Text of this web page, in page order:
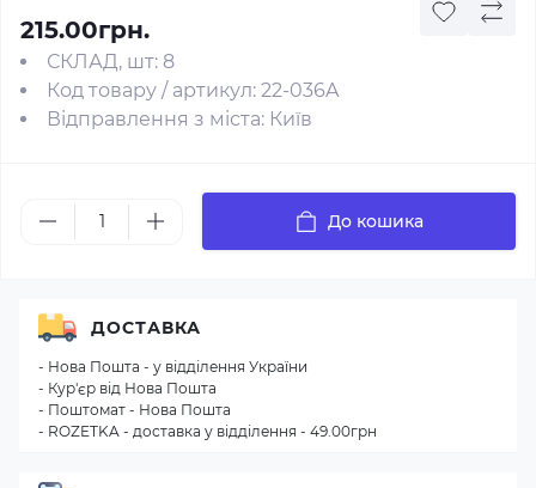
215.00грн.
СКЛАД, шт: 8
Код товару / артикул: 22-036A
Відправлення з міста: Київ
До кошика
ДОСТАВКА
- Нова Пошта - у відділення України
- Кур'єр від Нова Пошта
- Поштомат - Нова Пошта
- ROZETKA - доставка у відділення - 49.00грн